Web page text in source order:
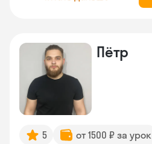
Пётр
5 от 1500 ₽ за урок